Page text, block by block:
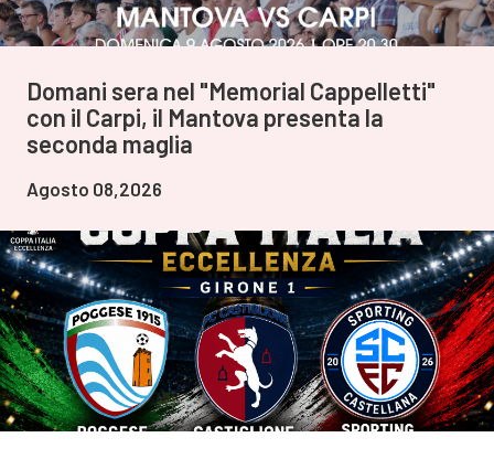
Domani sera nel "Memorial Cappelletti"
con il Carpi, il Mantova presenta la
seconda maglia
Agosto 08,2026